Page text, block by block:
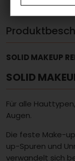
SOLID MAKEUP
SOLID
Für alle
Augen.
Die feste Make-
up-Spuren und
verwandelt sich